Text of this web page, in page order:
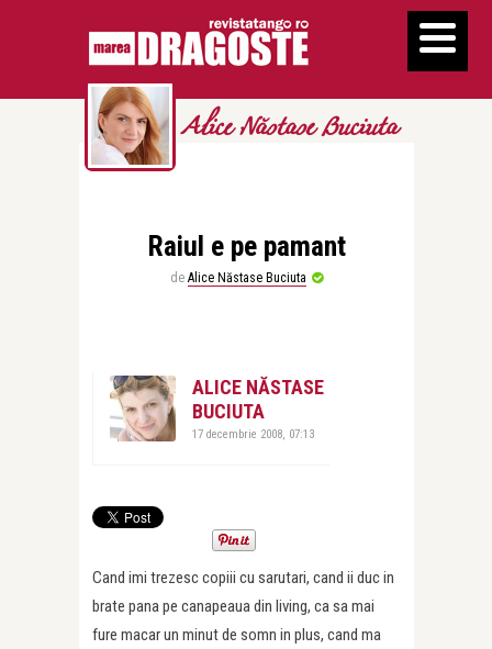
Alice Năstase Buciuta
Raiul e pe pamant
de Alice Năstase Buciuta
ALICE NĂSTASE
BUCIUTA
17 decembrie 2008, 07:13
Cand imi trezesc copiii cu sarutari, cand ii duc in
brate pana pe canapeaua din living, ca sa mai
fure macar un minut de somn in plus, cand ma